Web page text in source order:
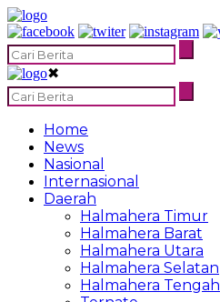
✖
Home
News
Nasional
Internasional
Daerah
Halmahera Timur
Halmahera Barat
Halmahera Utara
Halmahera Selatan
Halmahera Tengah